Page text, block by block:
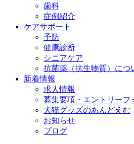
歯科
症例紹介
ケアサポート
予防
健康診断
シニアケア
抗菌薬（抗生物質）につ
新着情報
求人情報
募集要項・エントリーフ
犬猫グッズのあんどえむ
お知らせ
ブログ